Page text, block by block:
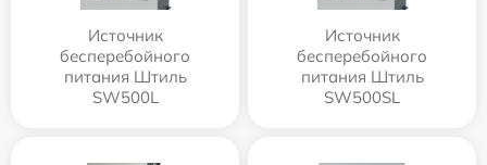
Источник
бесперебойного
питания Штиль
SW500L
Источник
бесперебойного
питания Штиль
SW500SL